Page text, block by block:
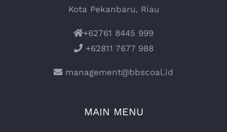
Kota Pekanbaru, Riau
+62761 8445 999
+62811 7677 988
management@bbscoal.id
MAIN MENU